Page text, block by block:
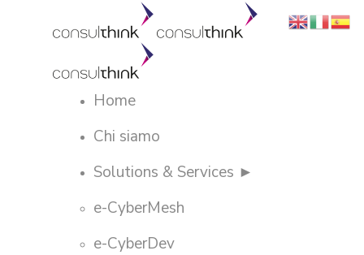
Home
Chi siamo
Solutions & Services ►
e-CyberMesh
e-CyberDev